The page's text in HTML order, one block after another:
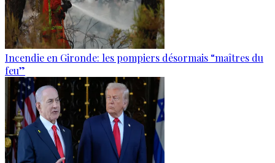
Incendie en Gironde: les pompiers désormais “maîtres du
feu”